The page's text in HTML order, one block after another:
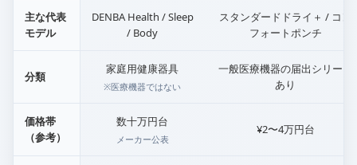
主な代表
モデル
DENBA Health / Sleep
/ Body
スタンダードドライ＋ / コン
フォートポンチ
分類
家庭用健康器具
※医療機器ではない
一般医療機器の届出シリーズ
あり
価格帯
（参考）
数十万円台
メーカー公表
¥2〜4万円台